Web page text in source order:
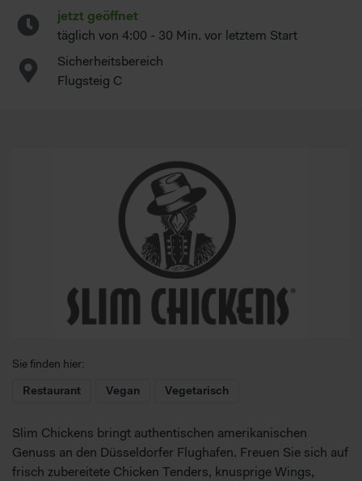
jetzt geöffnet
täglich von 4:00 - 30 Min. vor letztem Start
Sicherheitsbereich
Flugsteig C
Sie finden hier:
Restaurant
Vegan Vegetarisch
Slim Chickens bringt authentischen amerikanischen
Genuss an den Düsseldorfer Flughafen. Freuen Sie sich auf
frisch zubereitete Chicken Tenders, knusprige Wings,